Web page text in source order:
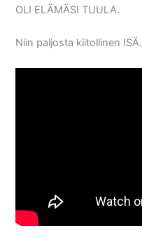
OLI ELÄMÄSI TUULA.
Niin paljosta kiitollinen ISÄ.